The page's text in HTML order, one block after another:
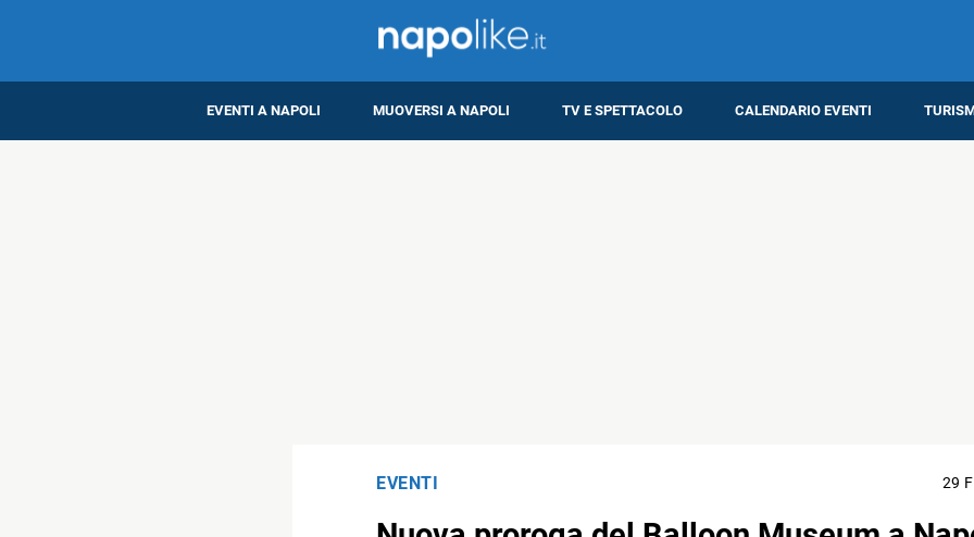
EVENTI A NAPOLI MUOVERSI A NAPOLI TV E SPETTACOLO CALENDARIO EVENTI
EVENTI 29